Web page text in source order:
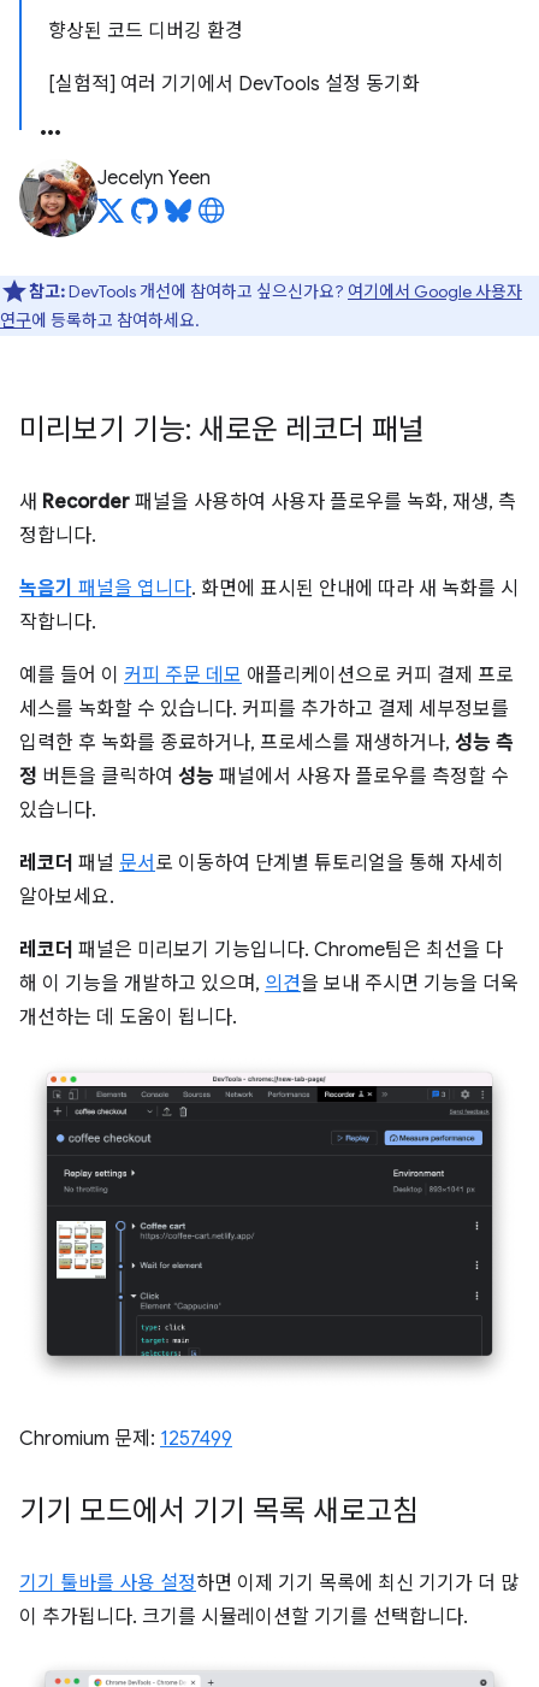
향상된 코드 디버깅 환경
[실험적] 여러 기기에서 DevTools 설정 동기화
Jecelyn Yeen
참고:DevTools 개선에 참여하고 싶으신가요? 여기에서 Google 사용자
연구에 등록하고 참여하세요.
미리보기 기능: 새로운 레코더 패널
새 Recorder 패널을 사용하여 사용자 플로우를 녹화, 재생, 측
정합니다.
녹음기 패널을 엽니다. 화면에 표시된 안내에 따라 새 녹화를 시
작합니다.
예를 들어 이 커피 주문 데모 애플리케이션으로 커피 결제 프로
세스를 녹화할 수 있습니다. 커피를 추가하고 결제 세부정보를
입력한 후 녹화를 종료하거나, 프로세스를 재생하거나, 성능 측
정 버튼을 클릭하여 성능 패널에서 사용자 플로우를 측정할 수
있습니다.
레코더 패널 문서 로 이동하여 단계별 튜토리얼을 통해 자세히
알아보세요.
레코더 패널은 미리보기 기능입니다. Chrome팀은 최선을 다
해 이 기능을 개발하고 있으며, 의견을 보내 주시면 기능을 더욱
개선하는 데 도움이 됩니다.
Chromium 문제: 1257499
기기 모드에서 기기 목록 새로고침
기기 툴바를 사용 설정하면 이제 기기 목록에 최신 기기가 더 많
이 추가됩니다. 크기를 시뮬레이션할 기기를 선택합니다.